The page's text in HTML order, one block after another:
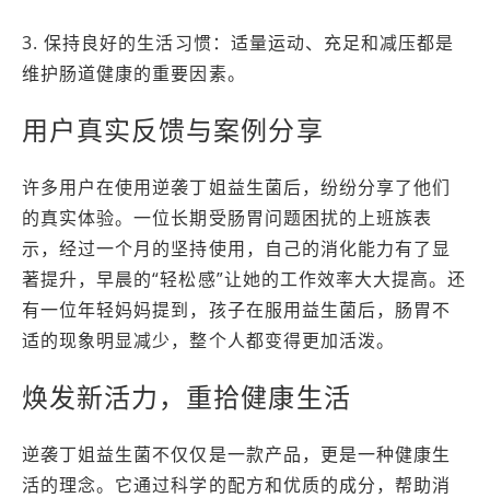
3. 保持良好的生活习惯：适量运动、充足和减压都是
维护肠道健康的重要因素。
用户真实反馈与案例分享
许多用户在使用逆袭丁姐益生菌后，纷纷分享了他们
的真实体验。一位长期受肠胃问题困扰的上班族表
示，经过一个月的坚持使用，自己的消化能力有了显
著提升，早晨的“轻松感”让她的工作效率大大提高。还
有一位年轻妈妈提到，孩子在服用益生菌后，肠胃不
适的现象明显减少，整个人都变得更加活泼。
焕发新活力，重拾健康生活
逆袭丁姐益生菌不仅仅是一款产品，更是一种健康生
活的理念。它通过科学的配方和优质的成分，帮助消